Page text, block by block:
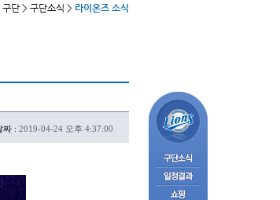
단 > 구단소식 > 라이온즈 소식
짜 : 2019-04-24 오후 4:37:00